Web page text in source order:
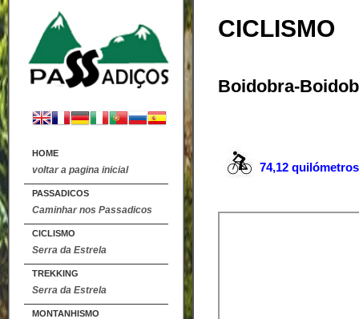
HOME
voltar a pagina inicial
PASSADICOS
Caminhar nos Passadicos
CICLISMO
Serra da Estrela
TREKKING
Serra da Estrela
MONTANHISMO
CICLISMO
Boidobra-
74,12 quilómetros